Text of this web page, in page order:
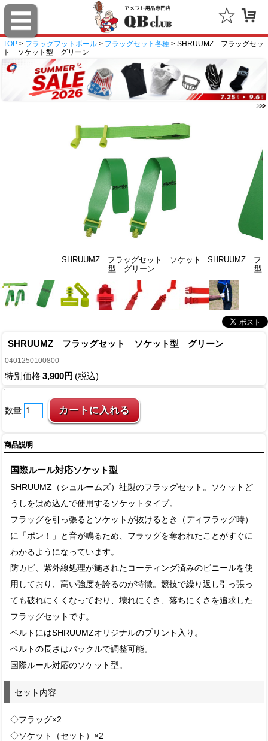
TOP > フラッグフットボール > フラッグセット各種 > SHRUUMZ フラッグセッ
ト ソケット型 グリーン
SHRUUMZ フラッグセット ソケット
型 グリーン
SHRUUMZ フ
型
SHRUUMZ フラッグセット ソケット型 グリーン
0401250100800
特別価格 3,900円 (税込)
数量
商品説明
国際ルール対応ソケット型
SHRUUMZ（シュルームズ）社製のフラッグセット。ソケットど
うしをはめ込んで使用するソケットタイプ。
フラッグを引っ張るとソケットが抜けるとき（ディフラッグ時）
に「ポン！」と音が鳴るため、フラッグを奪われたことがすぐに
わかるようになっています。
防カビ、紫外線処理が施されたコーティング済みのビニールを使
用しており、高い強度を誇るのが特徴。競技で繰り返し引っ張っ
ても破れにくくなっており、壊れにくさ、落ちにくさを追求した
フラッグセットです。
ベルトにはSHRUUMZオリジナルのプリント入り。
ベルトの長さはバックルで調整可能。
国際ルール対応のソケット型。
セット内容
◇フラッグ×2
◇ソケット（セット）×2